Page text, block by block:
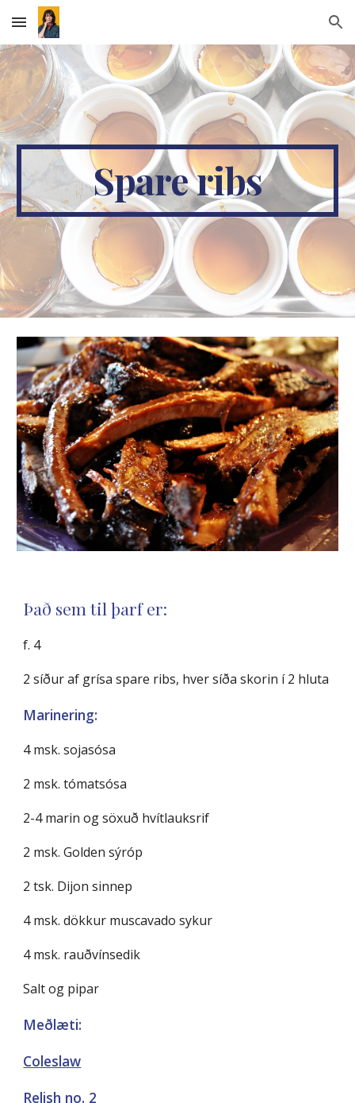
Skip to main content Skip to navigation
Spare ribs
Það sem til þarf er:
f. 4
2 síður af grísa spare ribs, hver síða skorin í 2 hluta
Marinering:
4 msk. sojasósa
2 msk. tómatsósa
2-4 marin og söxuð hvítlauksrif
2 msk. Golden sýróp
2 tsk. Dijon sinnep
4 msk. dökkur muscavado sykur
4 msk. rauðvínsedik
Salt og pipar
Meðlæti:
Coleslaw
Relish no. 2